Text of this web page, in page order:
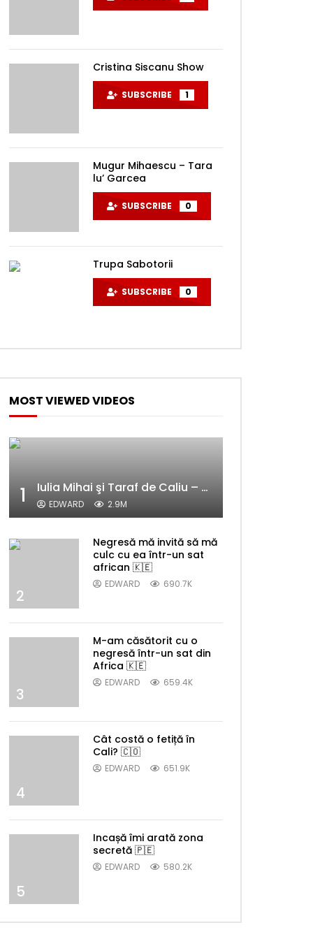
Cristina Siscanu Show
SUBSCRIBE 1
Mugur Mihaescu – Tara
lu’ Garcea
SUBSCRIBE 0
Trupa Sabotorii
SUBSCRIBE 0
MOST VIEWED VIDEOS
1 Iulia Mihai şi Taraf de Caliu – Alelele sălcioară (@#VedetaPopulară)
EDWARD 2.9M
2
Negresă mă invită să mă
culc cu ea într-un sat
african 🇰🇪
EDWARD 690.7K
3
M-am căsătorit cu o
negresă într-un sat din
Africa 🇰🇪
EDWARD 659.4K
4
Cât costă o fetiță în
Cali? 🇨🇴
EDWARD 651.9K
5
Incașă îmi arată zona
secretă 🇵🇪
EDWARD 580.2K